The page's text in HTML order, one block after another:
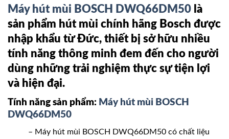
Máy hút mùi BOSCH DWQ66DM50 là
sản phẩm hút mùi chính hãng Bosch được
nhập khẩu từ Đức, thiết bị sở hữu nhiều
tính năng thông minh đem đến cho người
dùng những trải nghiệm thực sự tiện lợi
và hiện đại.
Tính năng sản phẩm: Máy hút mùi BOSCH
DWQ66DM50
– Máy hút mùi BOSCH DWQ66DM50 có chất liệu